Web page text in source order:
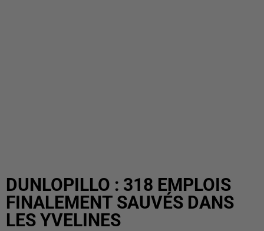
DUNLOPILLO : 318 EMPLOIS
FINALEMENT SAUVÉS DANS
LES YVELINES